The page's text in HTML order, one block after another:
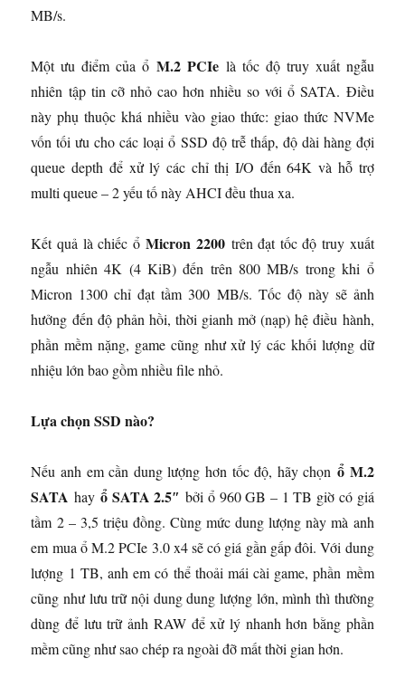
MB/s.
Một ưu điểm của ổM.2 PCIe là tốc độ truy xuất ngẫu
nhiên tập tin cỡ nhỏ cao hơn nhiều so với ổ SATA. Điều
này phụ thuộc khá nhiều vào giao thức: giao thức NVMe
vốn tối ưu cho các loại ổ SSD độ trễ thấp, độ dài hàng đợi
queue depth để xử lý các chỉ thị I/O đến 64K và hỗ trợ
multi queue – 2 yếu tố này AHCI đều thua xa.
Kết quả là chiếc ổMicron 2200 trên đạt tốc độ truy xuất
ngẫu nhiên 4K (4 KiB) đến trên 800 MB/s trong khi ổ
Micron 1300 chỉ đạt tầm 300 MB/s. Tốc độ này sẽ ảnh
hưởng đến độ phản hồi, thời gianh mở (nạp) hệ điều hành,
phần mềm nặng, game cũng như xử lý các khối lượng dữ
nhiệu lớn bao gồm nhiều file nhỏ.
Lựa chọn SSD nào?
Nếu anh em cần dung lượng hơn tốc độ, hãy chọn ổ M.2
SATA hay ổ SATA 2.5″ bởi ổ 960 GB – 1 TB giờ có giá
tầm 2 – 3,5 triệu đồng. Cùng mức dung lượng này mà anh
em mua ổ M.2 PCIe 3.0 x4 sẽ có giá gần gấp đôi. Với dung
lượng 1 TB, anh em có thể thoải mái cài game, phần mềm
cũng như lưu trữ nội dung dung lượng lớn, mình thì thường
dùng để lưu trữ ảnh RAW để xử lý nhanh hơn bằng phần
mềm cũng như sao chép ra ngoài đỡ mất thời gian hơn.